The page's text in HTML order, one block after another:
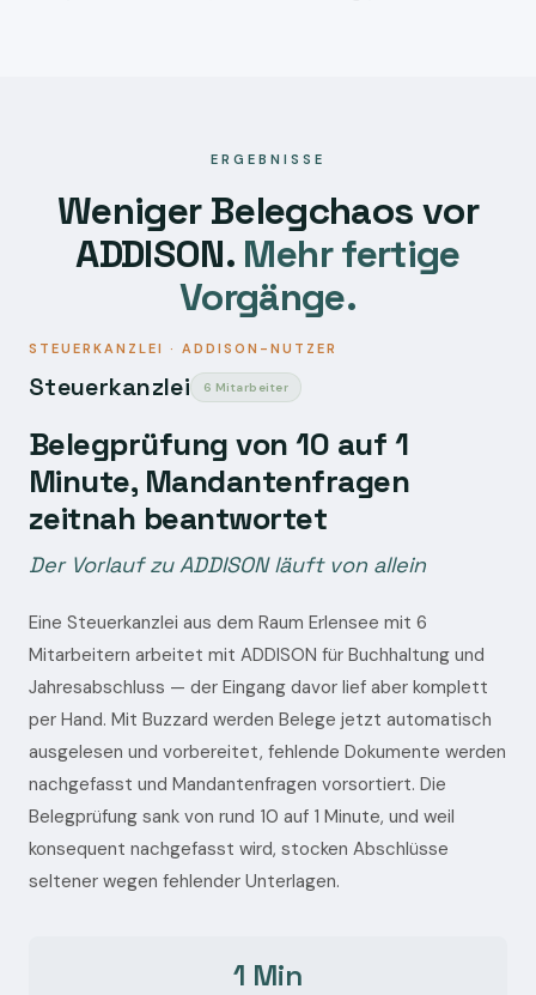
ERGEBNISSE
Weniger Belegchaos vor
ADDISON. Mehr fertige
Vorgänge.
STEUERKANZLEI · ADDISON-NUTZER
Steuerkanzlei 6 Mitarbeiter
Belegprüfung von 10 auf 1
Minute, Mandantenfragen
zeitnah beantwortet
Der Vorlauf zu ADDISON läuft von allein
Eine Steuerkanzlei aus dem Raum Erlensee mit 6
Mitarbeitern arbeitet mit ADDISON für Buchhaltung und
Jahresabschluss — der Eingang davor lief aber komplett
per Hand. Mit Buzzard werden Belege jetzt automatisch
ausgelesen und vorbereitet, fehlende Dokumente werden
nachgefasst und Mandantenfragen vorsortiert. Die
Belegprüfung sank von rund 10 auf 1 Minute, und weil
konsequent nachgefasst wird, stocken Abschlüsse
seltener wegen fehlender Unterlagen.
1 Min